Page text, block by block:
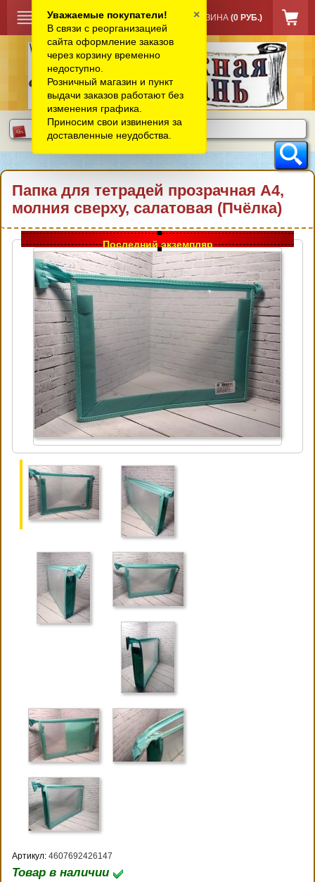
КОРЗИНА (0 РУБ.)
Папка для тетрадей прозрачная А4,
молния сверху, салатовая (Пчёлка)
Последний экземпляр
Артикул: 4607692426147
Товар в наличии
Уважаемые покупатели!
В связи с реорганизацией
сайта оформление заказов
через корзину временно
недоступно.
Розничный магазин и пункт
выдачи заказов работают без
изменения графика.
Приносим свои извинения за
доставленные неудобства.
×